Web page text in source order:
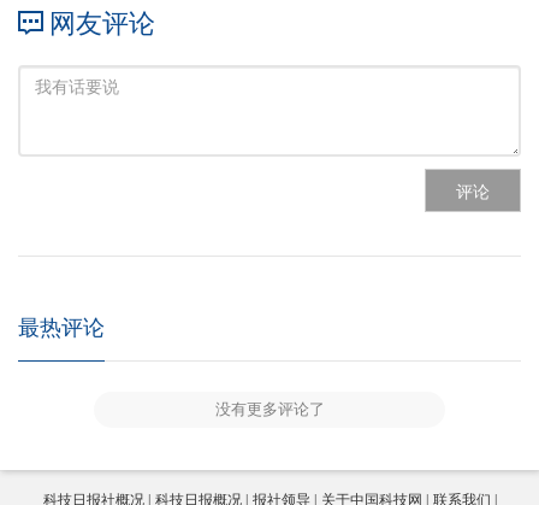
网友评论
评论
最热评论
没有更多评论了
科技日报社概况 科技日报概况 报社领导 关于中国科技网 联系我们